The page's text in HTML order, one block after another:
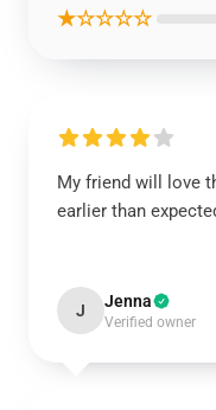
★☆☆☆☆
My friend will love
earlier than
J Jenna
Verified owner